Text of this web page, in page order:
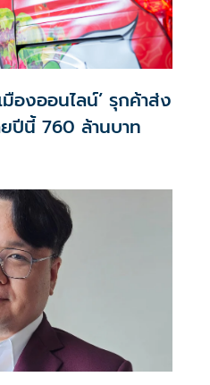
องออนไลน์’ รุกค้าส่ง
ปีนี้ 760 ล้านบาท